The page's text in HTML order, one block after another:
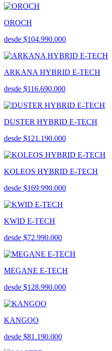
OROCH
desde $104.990.000
ARKANA HYBRID E-TECH
desde $116.690.000
DUSTER HYBRID E-TECH
desde $121.190.000
KOLEOS HYBRID E-TECH
desde $169.990.000
KWID E-TECH
desde $72.990.000
MEGANE E-TECH
desde $128.990.000
KANGOO
desde $81.190.000